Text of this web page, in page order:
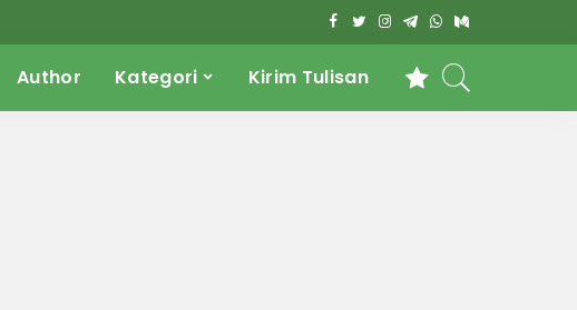
Author Kategori Kirim Tulisan